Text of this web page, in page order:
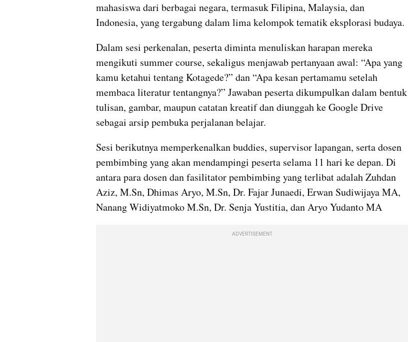
mahasiswa dari berbagai negara, termasuk Filipina, Malaysia, dan
Indonesia, yang tergabung dalam lima kelompok tematik eksplorasi budaya.
Dalam sesi perkenalan, peserta diminta menuliskan harapan mereka
mengikuti summer course, sekaligus menjawab pertanyaan awal: “Apa yang
kamu ketahui tentang Kotagede?” dan “Apa kesan pertamamu setelah
membaca literatur tentangnya?” Jawaban peserta dikumpulkan dalam bentuk
tulisan, gambar, maupun catatan kreatif dan diunggah ke Google Drive
sebagai arsip pembuka perjalanan belajar.
Sesi berikutnya memperkenalkan buddies, supervisor lapangan, serta dosen
pembimbing yang akan mendampingi peserta selama 11 hari ke depan. Di
antara para dosen dan fasilitator pembimbing yang terlibat adalah Zuhdan
Aziz, M.Sn, Dhimas Aryo, M.Sn, Dr. Fajar Junaedi, Erwan Sudiwijaya MA,
Nanang Widiyatmoko M.Sn, Dr. Senja Yustitia, dan Aryo Yudanto MA
ADVERTISEMENT